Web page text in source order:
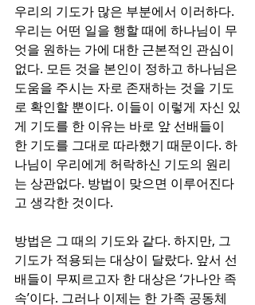
우리의 기도가 많은 부분에서 이러하다.
우리는 어떤 일을 행할 때에 하나님이 무
엇을 원하는 가에 대한 근본적인 관심이
없다. 모든 것을 본인이 정하고 하나님은
도움을 주시는 자로 존재하는 것을 기도
로 확인할 뿐이다. 이들이 이렇게 자신 있
게 기도를 한 이유는 바로 앞 선배들이
한 기도를 그대로 따라했기 때문이다. 하
나님이 우리에게 허락하신 기도의 원리
는 상관없다. 방법이 맞으면 이루어진다
고 생각한 것이다.
방법은 그 때의 기도와 같다. 하지만, 그
기도가 적용되는 대상이 달랐다. 앞서 선
배들이 무찌르고자 한 대상은 ‘가나안 족
속’이다. 그러나 이제는 한 가족 공동체